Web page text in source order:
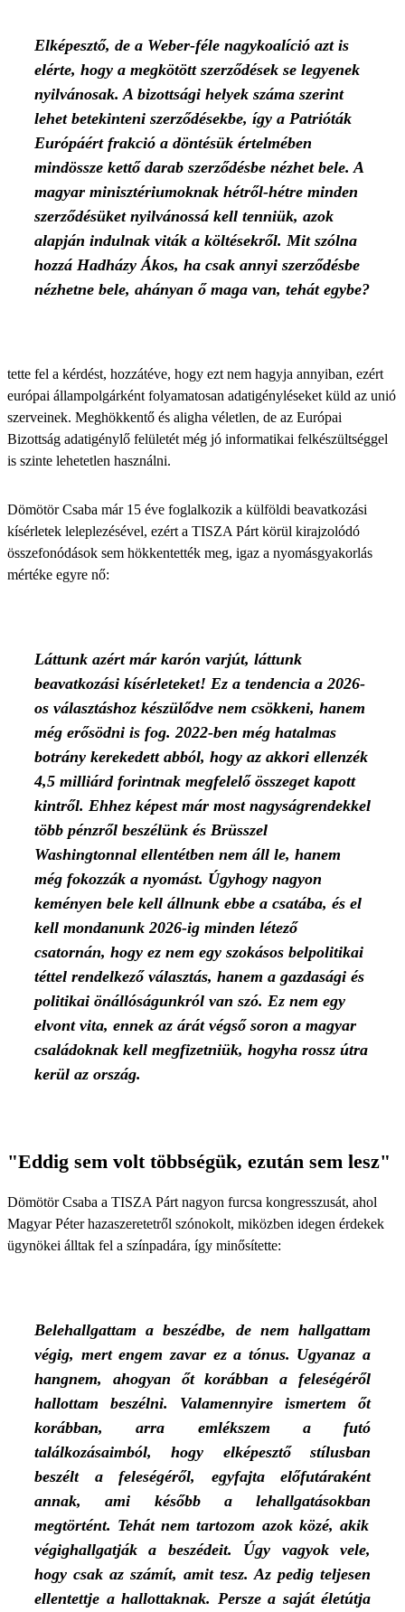
Elképesztő, de a Weber-féle nagykoalíció azt is
elérte, hogy a megkötött szerződések se legyenek
nyilvánosak. A bizottsági helyek száma szerint
lehet betekinteni szerződésekbe, így a Patrióták
Európáért frakció a döntésük értelmében
mindössze kettő darab szerződésbe nézhet bele. A
magyar minisztériumoknak hétről-hétre minden
szerződésüket nyilvánossá kell tenniük, azok
alapján indulnak viták a költésekről. Mit szólna
hozzá Hadházy Ákos, ha csak annyi szerződésbe
nézhetne bele, ahányan ő maga van, tehát egybe?
tette fel a kérdést, hozzátéve, hogy ezt nem hagyja annyiban, ezért
európai állampolgárként folyamatosan adatigényléseket küld az unió
szerveinek. Meghökkentő és aligha véletlen, de az Európai
Bizottság adatigénylő felületét még jó informatikai felkészültséggel
is szinte lehetetlen használni.
Dömötör Csaba már 15 éve foglalkozik a külföldi beavatkozási
kísérletek leleplezésével, ezért a TISZA Párt körül kirajzolódó
összefonódások sem hökkentették meg, igaz a nyomásgyakorlás
mértéke egyre nő:
Láttunk azért már karón varjút, láttunk
beavatkozási kísérleteket! Ez a tendencia a 2026-
os választáshoz készülődve nem csökkeni, hanem
még erősödni is fog. 2022-ben még hatalmas
botrány kerekedett abból, hogy az akkori ellenzék
4,5 milliárd forintnak megfelelő összeget kapott
kintről. Ehhez képest már most nagyságrendekkel
több pénzről beszélünk és Brüsszel
Washingtonnal ellentétben nem áll le, hanem
még fokozzák a nyomást. Úgyhogy nagyon
keményen bele kell állnunk ebbe a csatába, és el
kell mondanunk 2026-ig minden létező
csatornán, hogy ez nem egy szokásos belpolitikai
téttel rendelkező választás, hanem a gazdasági és
politikai önállóságunkról van szó. Ez nem egy
elvont vita, ennek az árát végső soron a magyar
családoknak kell megfizetniük, hogyha rossz útra
kerül az ország.
"Eddig sem volt többségük, ezután sem lesz"
Dömötör Csaba a TISZA Párt nagyon furcsa kongresszusát, ahol
Magyar Péter hazaszeretetről szónokolt, miközben idegen érdekek
ügynökei álltak fel a színpadára, így minősítette:
Belehallgattam a beszédbe, de nem hallgattam
végig, mert engem zavar ez a tónus. Ugyanaz a
hangnem,
ahogyan őt korábban a
feleségéről
hallottam beszélni. Valamennyire
ismertem
őt
korábban, arra emlékszem a
futó
találkozásaimból,
hogy elképesztő
stílusban
beszélt
a feleségéről, egyfajta
előfutáraként
annak,
ami későbba lehallgatásokban
megtörtént. Tehát nem tartozom azok közé, akik
végighallgatják
a beszédeit. Úgy vagyok
vele,
hogy csak az számít, amit tesz. Az pedig teljesen
ellentettje a hallottaknak. Persze a saját életútja